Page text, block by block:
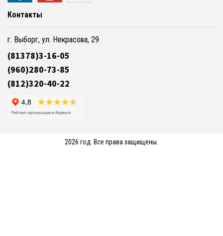
Контакты
г. Выборг, ул. Некрасова, 29
(81378)3-16-05
(960)280-73-85
(812)320-40-22
2026 год. Все права защищены.